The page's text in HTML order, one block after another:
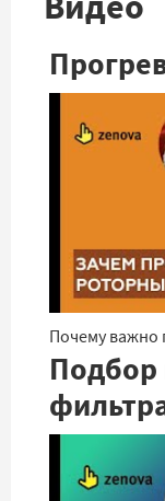
Почему важно
Подбор